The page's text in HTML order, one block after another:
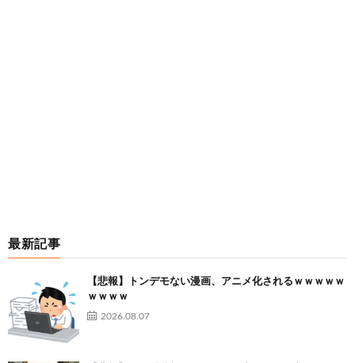
最新記事
【悲報】トンデモない漫画、アニメ化されるｗｗｗｗｗ
ｗｗｗｗ
2026.08.07